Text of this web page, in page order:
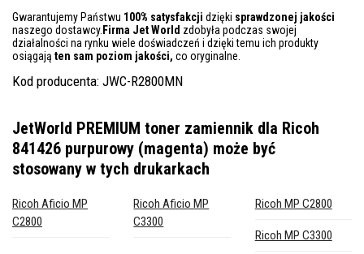
Gwarantujemy Państwu 100% satysfakcji dzięki sprawdzonej jakości
naszego dostawcy. Firma Jet World zdobyła podczas swojej
działalności na rynku wiele doświadczeń i dzięki temu ich produkty
osiągają ten sam poziom jakości, co oryginalne.
Kod producenta: JWC-R2800MN
JetWorld PREMIUM toner zamiennik dla Ricoh
841426 purpurowy (magenta) może być
stosowany w tych drukarkach
Ricoh Aficio MP
C2800
Ricoh Aficio MP
C3300
Ricoh MP C2800
Ricoh MP C3300